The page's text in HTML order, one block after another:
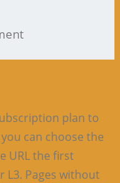
plan to
can choose the
URL the first
L3. Pages without